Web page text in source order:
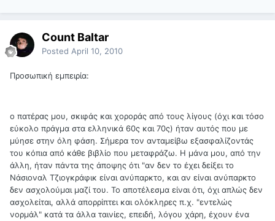
Count Baltar
Posted April 10, 2010
Προσωπική εμπειρία:
ο πατέρας μου, σκιφάς και χοροράς από τους λίγους (όχι και τόσο
εύκολο πράγμα στα ελληνικά 60ς και 70ς) ήταν αυτός που με
μύησε στην όλη φάση. Σήμερα τον ανταμείβω εξασφαλίζοντάς
του κόπια από κάθε βιβλίο που μεταφράζω. Η μάνα μου, από την
άλλη, ήταν πάντα της άποψης ότι "αν δεν το έχει δείξει το
Νάσιοναλ Τζιογκράφικ είναι ανύπαρκτο, και αν είναι ανύπαρκτο
δεν ασχολούμαι μαζί του. Το αποτέλεσμα είναι ότι, όχι απλώς δεν
ασχολείται, αλλά απορρίπτει και ολόκληρες π.χ. "εντελώς
νορμάλ" κατά τα άλλα ταινίες, επειδή, λόγου χάρη, έχουν ένα